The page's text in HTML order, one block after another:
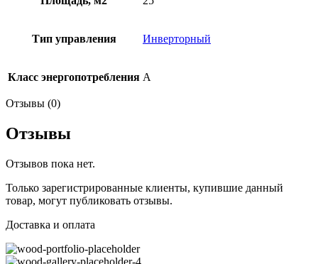
Тип управления Инверторный
Класс энергопотребления А
Отзывы (0)
Отзывы
Отзывов пока нет.
Только зарегистрированные клиенты, купившие данный
товар, могут публиковать отзывы.
Доставка и оплата